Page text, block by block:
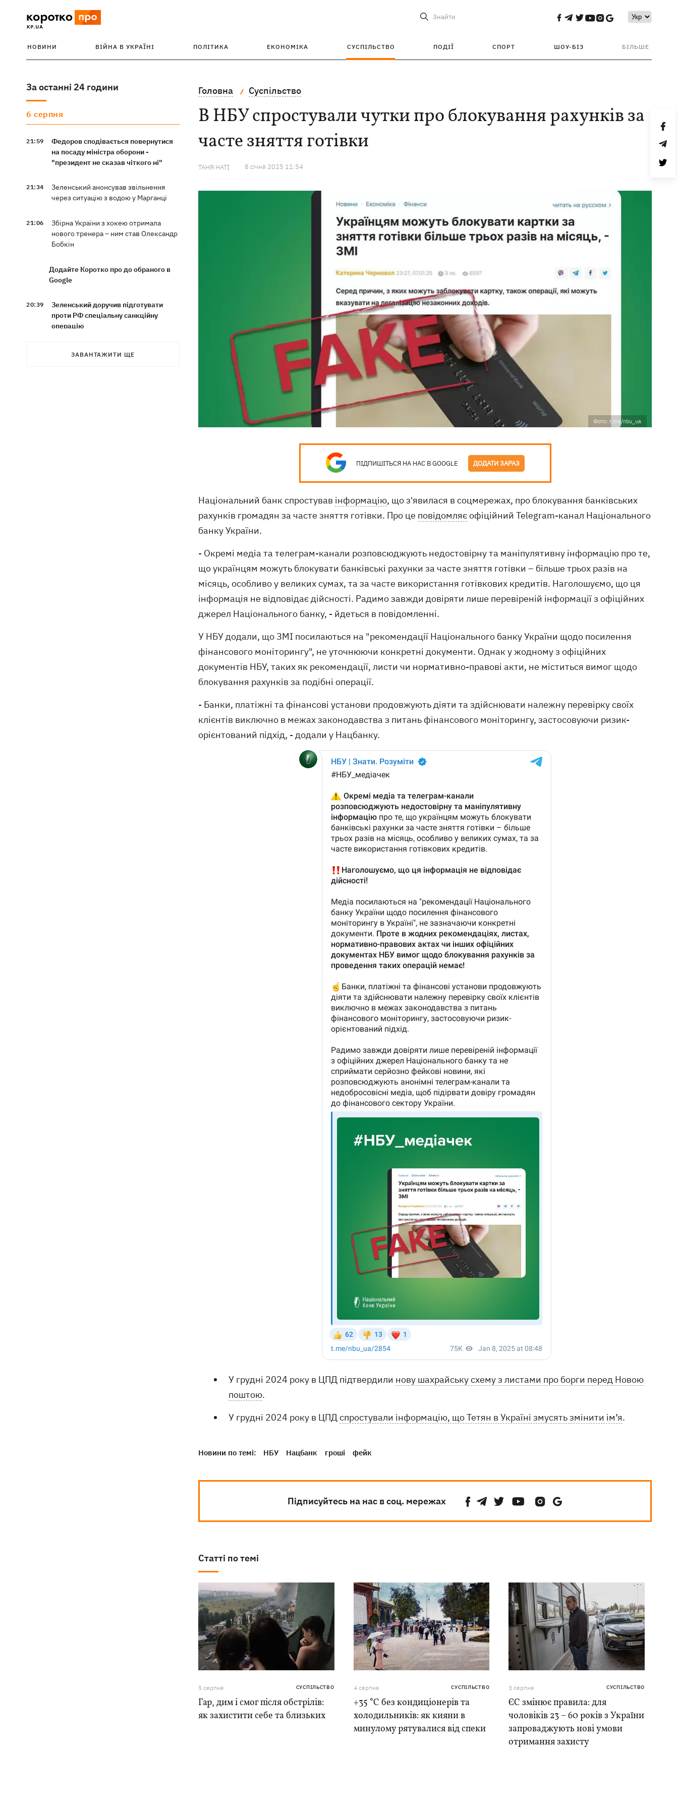
Знайти
НОВИНИ ВІЙНА В УКРАЇНІ ПОЛІТИКА ЕКОНОМІКА СУСПІЛЬСТВО ПОДІЇ СПОРТ ШОУ-БІЗ БІЛЬШЕ
За останні 24 години
6 серпня
21:59
Федоров сподівається повернутися
на посаду міністра оборони -
"президент не сказав чіткого ні"
21:34
Зеленський анонсував звільнення
через ситуацію з водою у Марганці
21:06
Збірна України з хокею отримала
нового тренера – ним став Олександр
Бобкін
Додайте Коротко про до обраного в
Google
20:39
Зеленський доручив підготувати
проти РФ спеціальну санкційну
операцію
Дрони СБУ вразили два кораблі ФСБ
ЗАВАНТАЖИТИ ЩЕ
Головна Суспільство
В НБУ спростували чутки про блокування рахунків за
часте зняття готівки
ТАНЯ НАТІ 8 сiчня 2025 11:54
Фото: t.me/nbu_ua
ПІДПИШІТЬСЯ НА НАС В GOOGLE ДОДАТИ ЗАРАЗ
Національний банк спростував інформацію, що з'явилася в соцмережах, про блокування банківських
рахунків громадян за часте зняття готівки. Про це повідомляєофіційний Telegram-канал Національного
банку України.
- Окремі медіа та телеграм-канали розповсюджують недостовірну та маніпулятивну інформацію про те,
що українцям можуть блокувати банківські рахунки за часте зняття готівки – більше трьох разів на
місяць, особливо у великих сумах, та за часте використання готівкових кредитів. Наголошуємо, що ця
інформація не відповідає дійсності. Радимо завжди довіряти лише перевіреній інформації з офіційних
джерел Національного банку, - йдеться в повідомленні.
У НБУ додали, що ЗМІ посилаються на "рекомендації Національного банку України щодо посилення
фінансового моніторингу", не уточнюючи конкретні документи. Однак у жодному з офіційних
документів НБУ, таких як рекомендації, листи чи нормативно-правові акти, не міститься вимог щодо
блокування рахунків за подібні операції.
- Банки, платіжні та фінансові установи продовжують діяти та здійснювати належну перевірку своїх
клієнтів виключно в межах законодавства з питань фінансового моніторингу, застосовуючи ризик-
орієнтований підхід, - додали у Нацбанку.
У грудні 2024 року в ЦПД підтвердили нову шахрайську схему з листами про борги перед Новою
поштою.
У грудні 2024 року в ЦПДспростували інформацію, що Тетян в Україні змусять змінити ім’я.
Новини по темі: НБУ Нацбанк гроші фейк
Підписуйтесь на нас в соц. мережах
Статті по темі
5 серпня СУСПІЛЬСТВО
Гар, дим і смог після обстрілів:
як захистити себе та близьких
4 серпня СУСПІЛЬСТВО
+35 °C без кондиціонерів та
холодильників: як кияни в
минулому рятувалися від спеки
3 серпня СУСПІЛЬСТВО
ЄС змінює правила: для
чоловіків 23 – 60 років з України
запроваджують нові умови
отримання захисту